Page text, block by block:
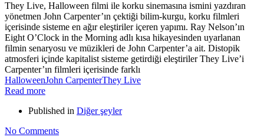
They Live, Halloween filmi ile korku sinemasına ismini yazdıran
yönetmen John Carpenter’ın çektiği bilim-kurgu, korku filmleri
içerisinde sisteme en ağır eleştiriler içeren yapımı. Ray Nelson’ın
Eight O’Clock in the Morning adlı kısa hikayesinden uyarlanan
filmin senaryosu ve müzikleri de John Carpenter’a ait. Distopik
atmosferi içinde kapitalist sisteme getirdiği eleştiriler They Live’i
Carpenter’ın filmleri içerisinde farklı
HalloweenJohn CarpenterThey Live
Read more
Published in Diğer şeyler
No Comments